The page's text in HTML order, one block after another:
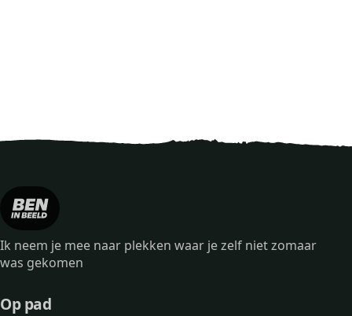
Ik neem je mee naar plekken waar je zelf niet zomaar
was gekomen
Op pad